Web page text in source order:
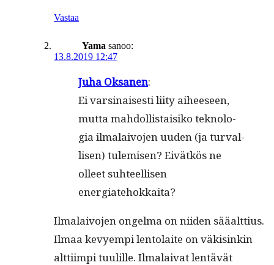
Vastaa
Yama sanoo:
13.8.2019 12:47
Juha Oksa­nen:
Ei varsi­nais­es­ti liity aiheeseen,
mut­ta mah­dol­lis­taisiko teknolo­
gia ilmalaivo­jen uuden (ja tur­val­
lisen) tulemisen? Eivätkös ne
olleet suh­teel­lisen
energiatehokkaita?
Ilmalaivo­jen ongel­ma on niiden sääalt­tius.
Ilmaa kevyem­pi lento­laite on väk­isinkin
alt­ti­impi tuulille. Ilmalai­vat lentävät